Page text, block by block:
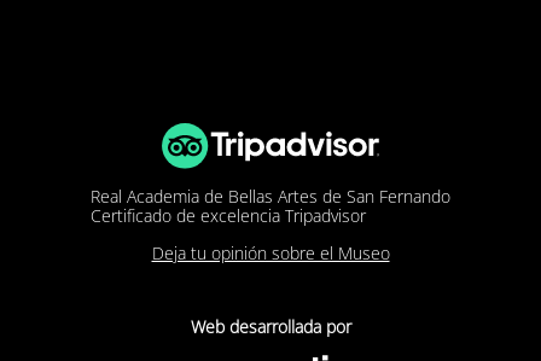
Real Academia de Bellas Artes de San Fernando
Certificado de excelencia Tripadvisor
Deja tu opinión sobre el Museo
Web desarrollada por